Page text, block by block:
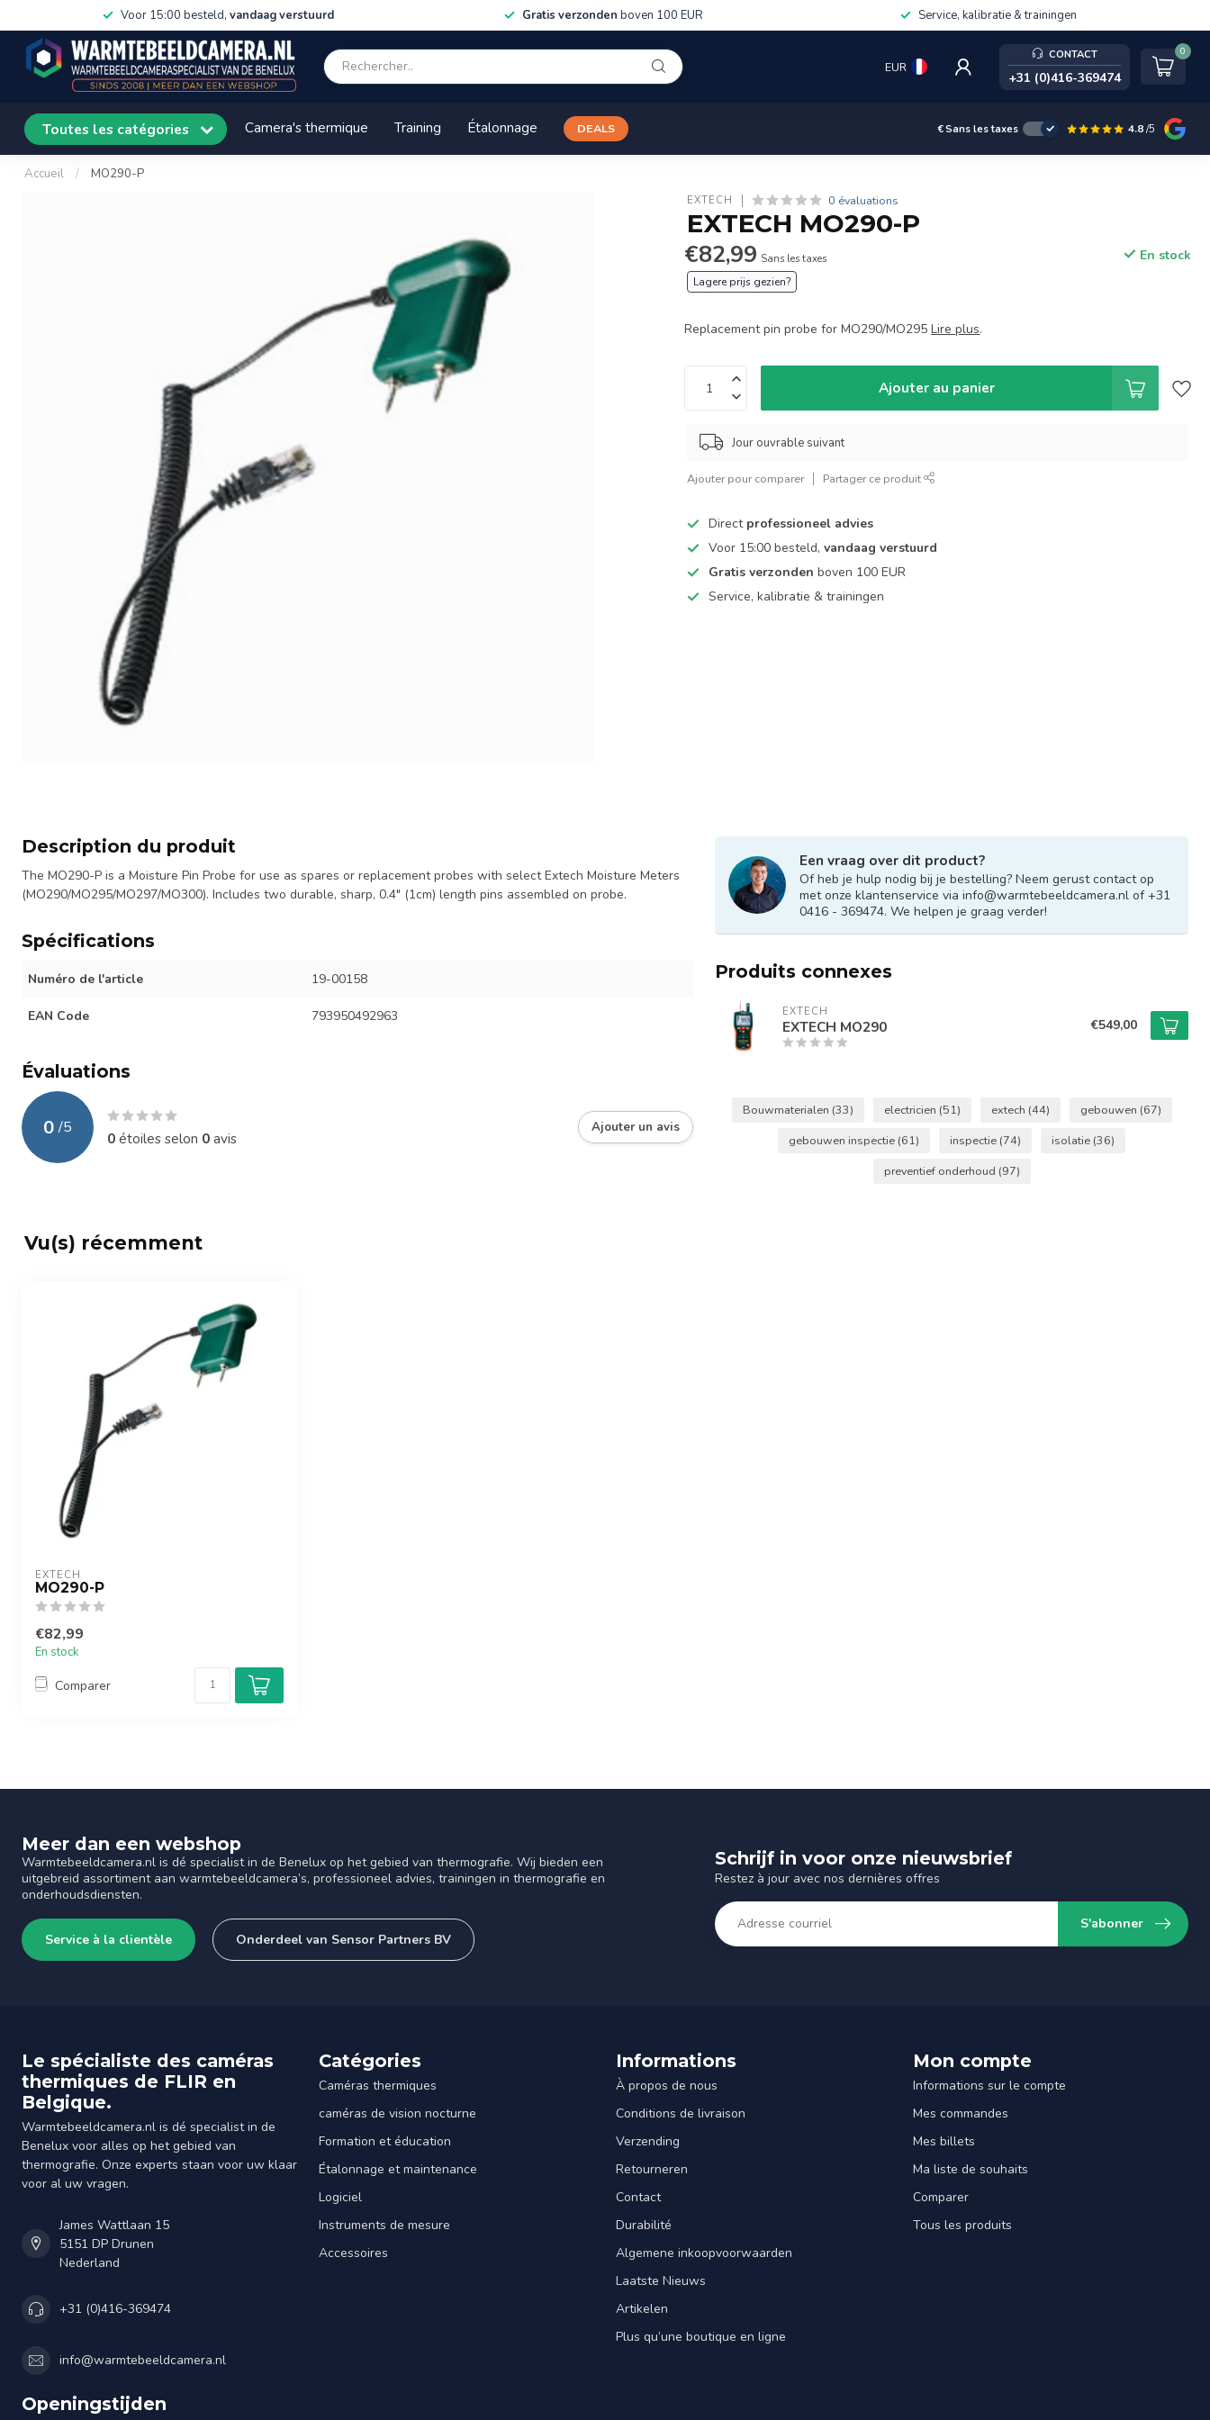
Voor 15:00 besteld, vandaag verstuurd Gratis verzonden boven 100 EUR Service, kalibratie & trainingen
EUR
CONTACT
+31 (0)416-369474
0
Toutes les catégories Camera's thermique Training Étalonnage DEALS €Sans les taxes 4.8/5
Accueil / MO290-P
EXTECH 0 évaluations
EXTECH MO290-P
€82,99 Sans les taxes En stock
Lagere prijs gezien?
Replacement pin probe for MO290/MO295Lire plus.
Ajouter au panier
Jour ouvrable suivant
Ajouter pour comparer Partager ce produit
Direct professioneel advies
Voor 15:00 besteld,vandaag verstuurd
Gratis verzonden boven 100 EUR
Service, kalibratie & trainingen
Description du produit
The MO290-P is a Moisture Pin Probe for use as spares or replacement probes with select Extech Moisture Meters
(MO290/MO295/MO297/MO300). Includes two durable, sharp, 0.4" (1cm) length pins assembled on probe.
Spécifications
Numéro de l'article 19-00158
EAN Code 793950492963
Évaluations
0 /5
0étoiles selon 0avis
Ajouter un avis
Een vraag over dit product?
Of heb je hulp nodig bij je bestelling? Neem gerust contact op
met onze klantenservice via info@warmtebeeldcamera.nl of +31
0416 - 369474. We helpen je graag verder!
Produits connexes
EXTECH
EXTECH MO290 €549,00
Bouwmaterialen (33) electricien (51) extech (44) gebouwen (67)
gebouwen inspectie (61) inspectie (74) isolatie (36)
preventief onderhoud (97)
Vu(s) récemment
EXTECH
MO290-P
€82,99
En stock
Comparer
Meer dan een webshop
Warmtebeeldcamera.nl is dé specialist in de Benelux op het gebied van thermografie. Wij bieden een
uitgebreid assortiment aan warmtebeeldcamera’s, professioneel advies, trainingen in thermografie en
onderhoudsdiensten.
Service à la clientèle Onderdeel van Sensor Partners BV
Schrijf in voor onze nieuwsbrief
Restez à jour avec nos dernières offres
S'abonner
Le spécialiste des caméras
thermiques de FLIR en
Belgique.
Warmtebeeldcamera.nl is dé specialist in de
Benelux voor alles op het gebied van
thermografie. Onze experts staan voor uw klaar
voor al uw vragen.
James Wattlaan 15
5151 DP Drunen
Nederland
+31 (0)416-369474
info@warmtebeeldcamera.nl
Openingstijden
Catégories
Caméras thermiques
caméras de vision nocturne
Formation et éducation
Étalonnage et maintenance
Logiciel
Instruments de mesure
Accessoires
Informations
À propos de nous
Conditions de livraison
Verzending
Retourneren
Contact
Durabilité
Algemene inkoopvoorwaarden
Laatste Nieuws
Artikelen
Plus qu’une boutique en ligne
Mon compte
Informations sur le compte
Mes commandes
Mes billets
Ma liste de souhaits
Comparer
Tous les produits